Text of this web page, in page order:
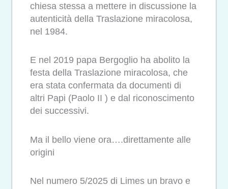
chiesa stessa a mettere in discussione la
autenticità della Traslazione miracolosa,
nel 1984.
E nel 2019 papa Bergoglio ha abolito la
festa della Traslazione miracolosa, che
era stata confermata da documenti di
altri Papi (Paolo II ) e dal riconoscimento
dei successivi.
Ma il bello viene ora….direttamente alle
origini
Nel numero 5/2025 di Limes un bravo e